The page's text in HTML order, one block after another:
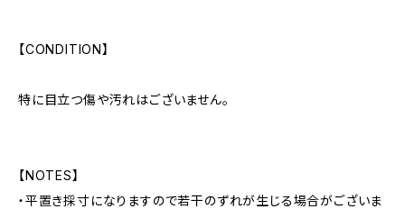
【CONDITION】
特に目立つ傷や汚れはございません。
【NOTES】
・平置き採寸になりますので若干のずれが生じる場合がございま